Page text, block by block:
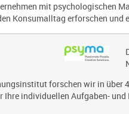
mit psy­cho­lo­gi­schen
Konsumalltag erfor­schen und
forschen wir in über
Ihre individuellen Aufgaben-